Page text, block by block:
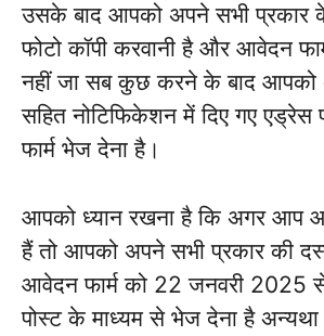
उसके बाद आपको अपने सभी प्रकार
फोटो कॉपी करवानी है और आवेदन
नहीं जा सब कुछ करने के बाद आपको
सहित नोटिफिकेशन में दिए गए
फार्म भेज देना है।
आपको ध्यान रखना है कि अगर आप
हैं तो आपको अपने सभी प्रकार की
आवेदन फार्म को 22 जनवरी 2025
पोस्ट के माध्यम से भेज देना है